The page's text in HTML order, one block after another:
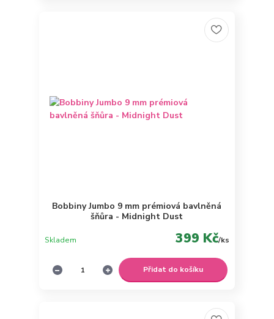
Bobbiny Jumbo 9 mm prémiová bavlněná
šňůra - Midnight Dust
399 Kč/ks
Skladem
Přidat do košíku